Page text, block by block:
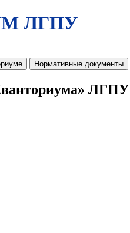
ЛГПУ
Нормативные документы
ЛГПУ